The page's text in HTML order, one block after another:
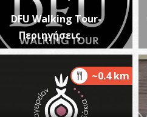
DFU Walking Tour-
Περιηγήσεις
~0.4 km